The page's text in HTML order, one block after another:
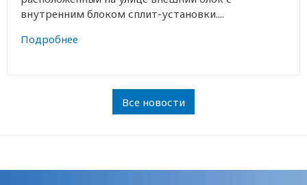
внутренним блоком сплит-установки....
Подробнее
Все новости